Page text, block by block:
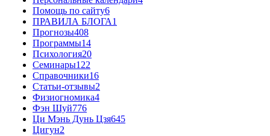
Помощь по сайту6
ПРАВИЛА БЛОГА1
Прогнозы408
Программы14
Психология20
Семинары122
Справочники16
Статьи-отзывы2
Физиогномика4
Фэн Шуй776
Ци Мэнь Дунь Цзя645
Цигун2